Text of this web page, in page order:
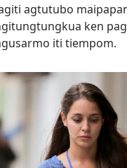
agtutubo
ken
iti tiempom.